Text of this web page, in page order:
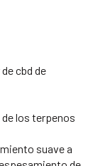
cbd de
los terpenos
suave a